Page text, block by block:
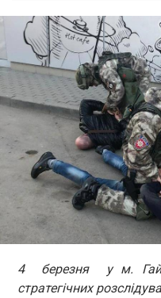
4 березня у м.
стратегічних